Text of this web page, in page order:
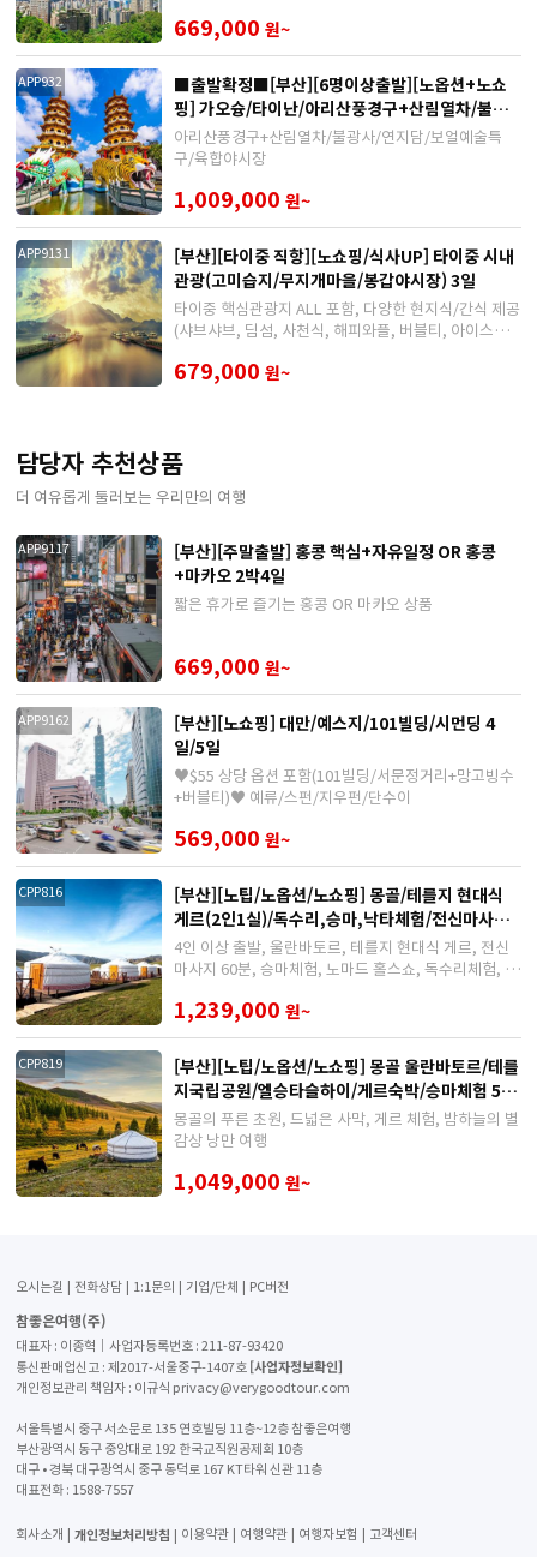
669,000 원~
APP932
■출발확정■[부산][6명이상출발][노옵션+노쇼
핑] 가오슝/타이난/아리산풍경구+산림열차/불광
사/연지담 4
아리산풍경구+산림열차/불광사/연지담/보얼예술특
구/육합야시장
1,009,000 원~
APP9131
[부산][타이중 직항][노쇼핑/식사UP] 타이중 시내
관광(고미습지/무지개마을/봉갑야시장) 3일
타이중 핵심관광지 ALL 포함, 다양한 현지식/간식 제공
(샤브샤브, 딤섬, 사천식, 해피와플, 버블티, 아이스크
679,000 원~
담당자 추천상품
더 여유롭게 둘러보는 우리만의 여행
APP9117
[부산][주말출발] 홍콩 핵심+자유일정 OR 홍콩
+마카오 2박4일
짧은 휴가로 즐기는 홍콩 OR 마카오 상품
669,000 원~
APP9162
[부산][노쇼핑] 대만/예스지/101빌딩/시먼딩 4
일/5일
♥$55 상당 옵션 포함(101빌딩/서문정거리+망고빙수
+버블티)♥ 예류/스펀/지우펀/단수이
569,000 원~
CPP816
[부산][노팁/노옵션/노쇼핑] 몽골/테를지 현대식
게르(2인1실)/독수리,승마,낙타체험/전신마사지
60분 5일/6일
4인 이상 출발, 울란바토르, 테를지 현대식 게르, 전신
마사지 60분, 승마체험, 노마드 홀스쇼, 독수리체험, 전
1,239,000 원~
CPP819
[부산][노팁/노옵션/노쇼핑] 몽골 울란바토르/테를
지국립공원/엘승타슬하이/게르숙박/승마체험 5
일/6일
몽골의 푸른 초원, 드넓은 사막, 게르 체험, 밤하늘의 별
감상 낭만 여행
1,049,000 원~
오시는길 전화상담 1:1문의 기업/단체 PC버전
참좋은여행(주)
대표자 : 이종혁│사업자등록번호 : 211-87-93420
통신판매업신고 : 제2017-서울중구-1407호 [사업자정보확인]
개인정보관리 책임자 : 이규식 privacy@verygoodtour.com
서울특별시 중구 서소문로 135 연호빌딩 11층~12층 참좋은여행
부산광역시 동구 중앙대로 192 한국교직원공제회 10층
대구 • 경북 대구광역시 중구 동덕로 167 KT타워 신관 11층
대표전화 : 1588-7557
회사소개 개인정보처리방침 이용약관 여행약관 여행자보험 고객센터